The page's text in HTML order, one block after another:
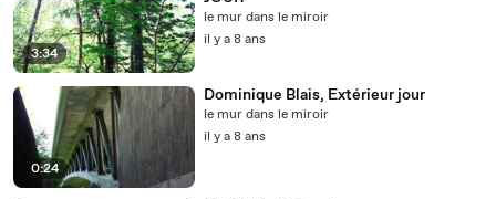
3:34
le mur dans le miroir
il y a 8 ans
0:24
Dominique Blais, Extérieur jour
le mur dans le miroir
il y a 8 ans